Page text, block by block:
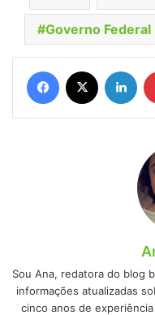
Governo Federal
Facebook
Sou Ana, redatora do blog
informações atualizadas
cinco anos de